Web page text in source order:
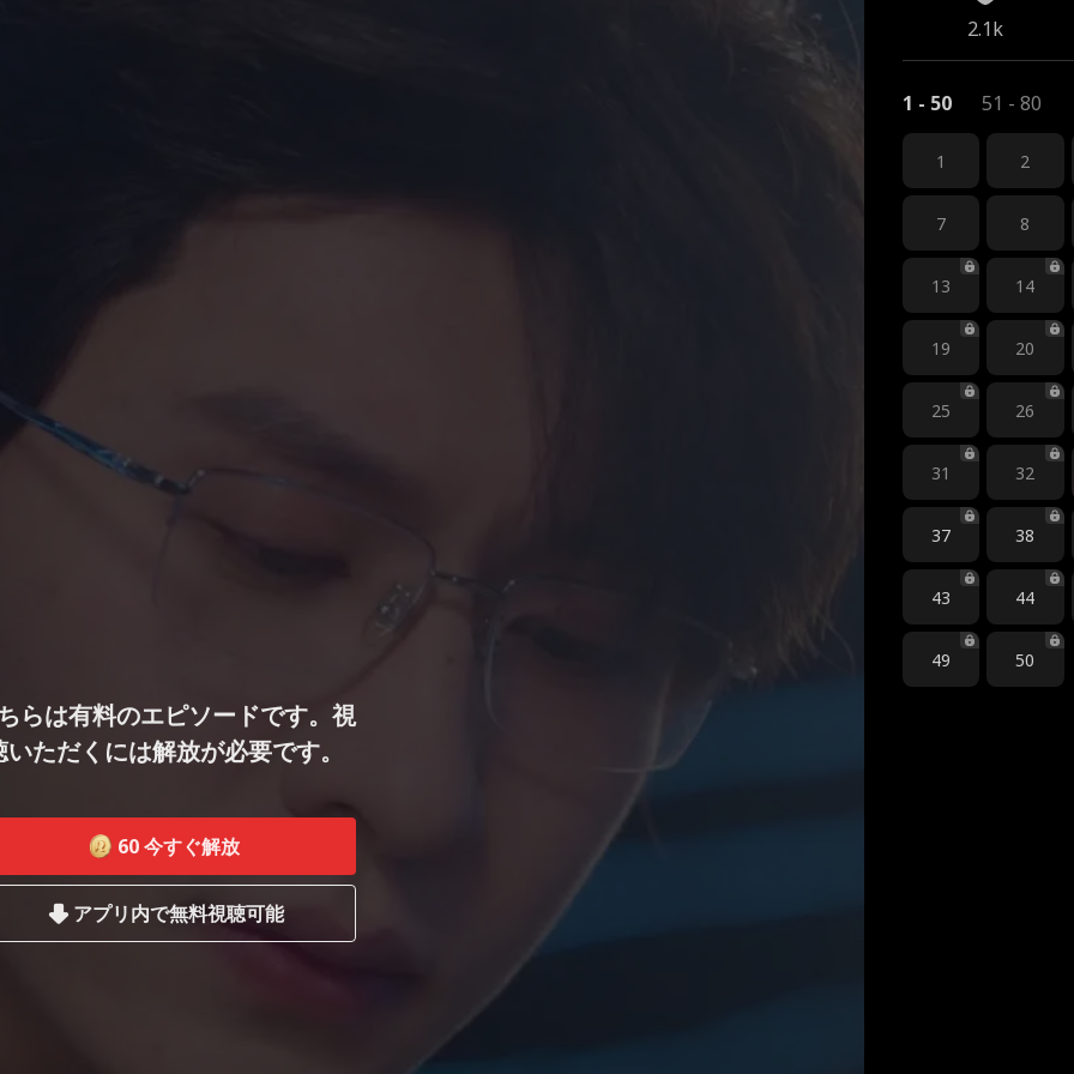
らは有料のエピソードです。視
いただくには解放が必要です。
60 今すぐ解放
アプリ内で無料視聴可能
2.1k
1 - 50 51 - 80
1 2
7 8
13 14
19 20
25 26
31 32
37 38
43 44
49 50